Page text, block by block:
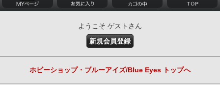
ようこそ ゲストさん
新規会員登録
ホビーショップ・ブルーアイズ/Blue Eyes トップへ